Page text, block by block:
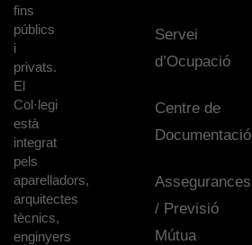
fins
públics
i
privats.
El
Col·legi
està
integrat
pels
aparelladors,
arquitectes
tècnics,
enginyers
Servei
d’Ocupació
Centre de
Documentació
Assegurances
/ Previsió
Mútua